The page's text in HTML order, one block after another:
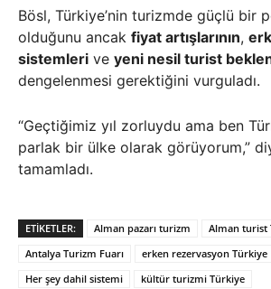
Bösl, Türkiye’nin turizmde güçlü bir
olduğunu ancak fiyat artışlarının,
sistemleri ve yeni nesil turist
dengelenmesi gerektiğini vurguladı.
“Geçtiğimiz yıl zorluydu ama ben
parlak bir ülke olarak görüyorum,”
tamamladı.
ETIKETLER: Alman pazarı turizm
Alman turist
Antalya Turizm Fuarı
erken rezervasyon Türkiye
Her şey dahil sistemi
kültür turizmi Türkiye